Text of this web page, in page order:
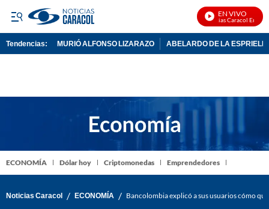
EN VIVO
Noticias Caracol En Vivo
Tendencias: MURIÓ ALFONSO LIZARAZO ABELARDO DE LA
ECONOMÍA Dólar hoy Criptomonedas Emprendedores
Noticias Caracol / ECONOMÍA / Bancolombia explicó a sus usuarios cómo